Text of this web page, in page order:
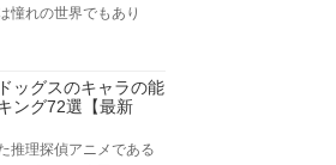
憧れの世界でもあり
ッグスのキャラの能
ング72選【最新
推理探偵アニメである